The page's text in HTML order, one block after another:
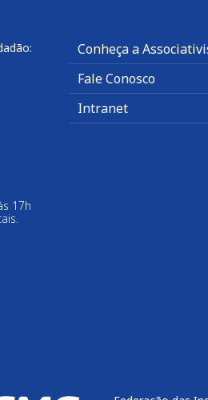
17h
Conheça a
Fale Conosco
Intranet